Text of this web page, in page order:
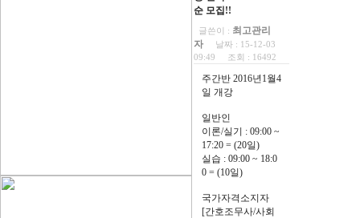
순 모집!!
글쓴이 : 최고관리
자
날짜 : 15-12-03
09:49
조회 : 16492
주간반 2016년1월4
일 개강
일반인
이론/실기 : 09:00 ~
17:20 = (20일)
실습 : 09:00 ~ 18:0
0 = (10일)
국가자격소지자
[간호조무사/사회